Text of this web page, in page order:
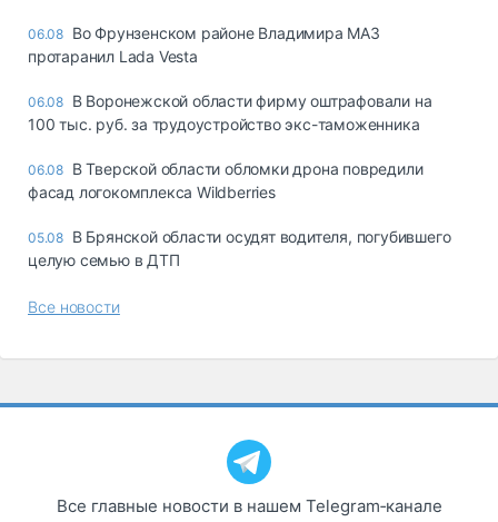
06.08 Во Фрунзенском районе Владимира МАЗ
протаранил Lada Vesta
06.08 В Воронежской области фирму оштрафовали на
100 тыс. руб. за трудоустройство экс-таможенника
06.08 В Тверской области обломки дрона повредили
фасад логокомплекса Wildberries
05.08 В Брянской области осудят водителя, погубившего
целую семью в ДТП
Все новости
Все главные новости в нашем Telegram‑канале